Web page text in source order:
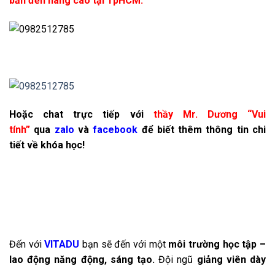
Hoặc chat trực tiếp với thầy Mr. Dương “Vui
tính” qua zalo vàfacebook để biết thêm thông tin chi
tiết về khóa học!
Đến với VITADU bạn sẽ đến với một môi trường học tập –
lao động năng động, sáng tạo. Đội ngũ giảng viên dày